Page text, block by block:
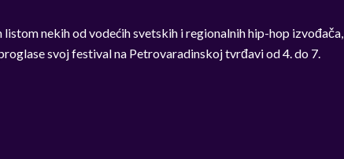
nekih od vodećih svetskih i regionalnih hip-hop izvođača,
svoj festival na Petrovaradinskoj tvrđavi od 4. do 7.